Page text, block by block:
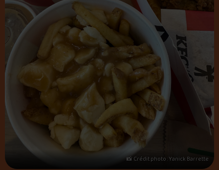
📸 Crédit photo : Yanick Barrette